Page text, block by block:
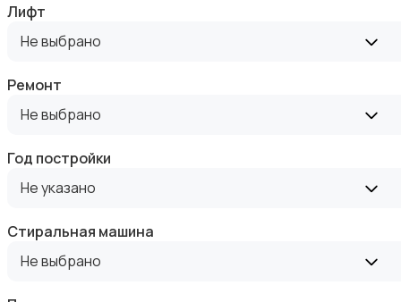
Аренда дома посуточно
Лифт
Не выбрано
Ремонт
Не выбрано
Год постройки
Не указано
Стиральная машина
Не выбрано